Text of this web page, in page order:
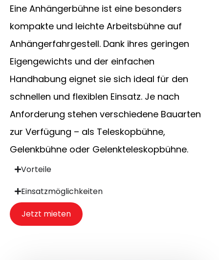
Eine Anhängerbühne ist eine besonders
kompakte und leichte Arbeitsbühne auf
Anhängerfahrgestell. Dank ihres geringen
Eigengewichts und der einfachen
Handhabung eignet sie sich ideal für den
schnellen und flexiblen Einsatz. Je nach
Anforderung stehen verschiedene Bauarten
zur Verfügung – als Teleskopbühne,
Gelenkbühne oder Gelenkteleskopbühne.
Vorteile
Einsatzmöglichkeiten
Jetzt mieten